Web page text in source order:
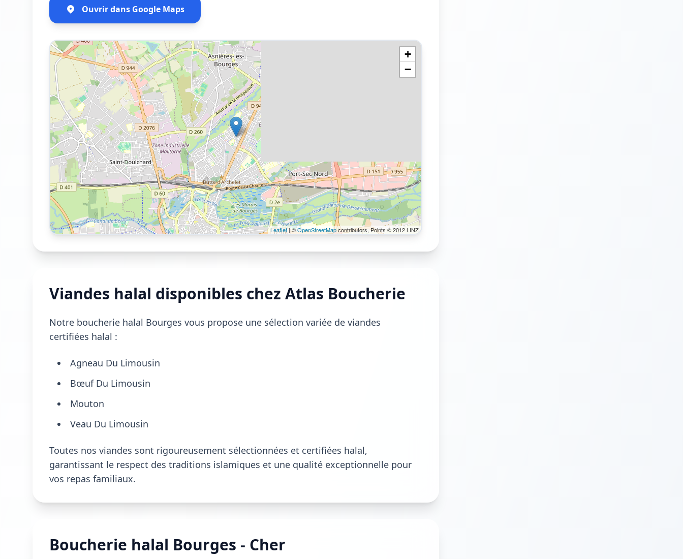
Ouvrir dans Google Maps
+
−
Leaflet| ©OpenStreetMapcontributors, Points © 2012 LINZ
Viandes halal disponibles chez Atlas Boucherie
Notre boucherie halal Bourges vous propose une sélection variée de viandes
certifiées halal :
Agneau Du Limousin
Bœuf Du Limousin
Mouton
Veau Du Limousin
Toutes nos viandes sont rigoureusement sélectionnées et certifiées halal,
garantissant le respect des traditions islamiques et une qualité exceptionnelle pour
vos repas familiaux.
Boucherie halal Bourges - Cher